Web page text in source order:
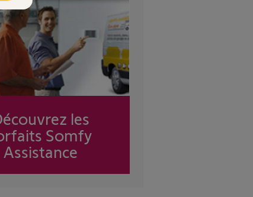
les
Somfy
Assistance